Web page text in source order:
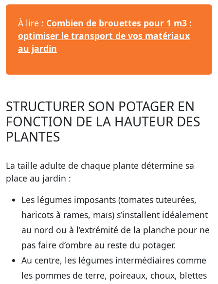
À lire : Combien de brouettes pour 1 m3 :
optimiser le transport de vos matériaux
au jardin
STRUCTURER SON POTAGER EN
FONCTION DE LA HAUTEUR DES
PLANTES
La taille adulte de chaque plante détermine sa
place au jardin :
Les légumes imposants (tomates tuteurées,
haricots à rames, maïs) s’installent idéalement
au nord ou à l’extrémité de la planche pour ne
pas faire d’ombre au reste du potager.
Au centre, les légumes intermédiaires comme
les pommes de terre, poireaux, choux, blettes